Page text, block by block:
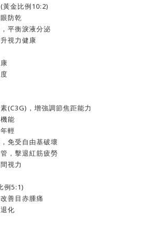
黃金比例10:2)
防乾
平衡淚液分泌
視力健康
(C3G)，增強調節焦距能力
能
輕
免受自由基破壞
，擊退紅筋疲勞
視力
例5:1)
善目赤腫痛
化